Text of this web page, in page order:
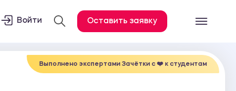
Все услуги
Войти Оставить заявку
Выполнено экспертами Зачётки c ❤️ к студентам